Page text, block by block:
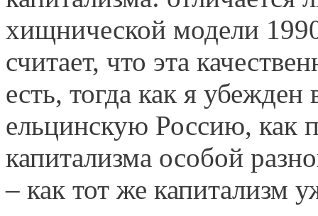
хищнической модели
считает, что эта
есть, тогда как я
ельцинскую Россию, как
капитализма особой
– как тот же капитализм